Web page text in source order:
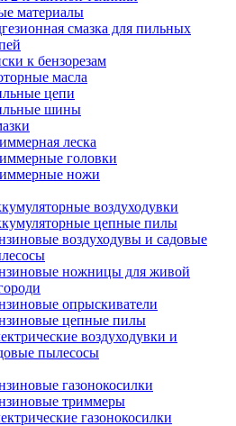
материалы
смазка для пильных
к бензорезам
масла
цепи
шины
леска
головки
ножи
воздуходувки
цепные пилы
воздуходувы и садовые
ножницы для живой
опрыскиватели
цепные пилы
воздуходувки и
пылесосы
газонокосилки
триммеры
газонокосилки